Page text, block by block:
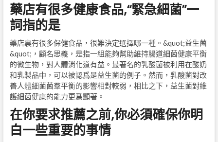
藥店有很多健康食品,“緊急細菌”一
詞指的是
藥店裏有很多保健食品，很難決定選擇哪一種。&quot;益生菌
&quot;，顧名思義，是指一組能夠幫助維持腸道細菌健康平衡
的微生物，對人體消化道有益。最著名的乳酸菌被利用在酸奶
和乳製品中，可以被認爲是益生菌的例子。然而，乳酸菌對改
善人體細菌菌羣平衡的影響相對較弱，相比之下，益生菌對維
護細菌健康的能力更爲顯著。
在你要求推薦之前,你必須確保你明
白一些重要的事情